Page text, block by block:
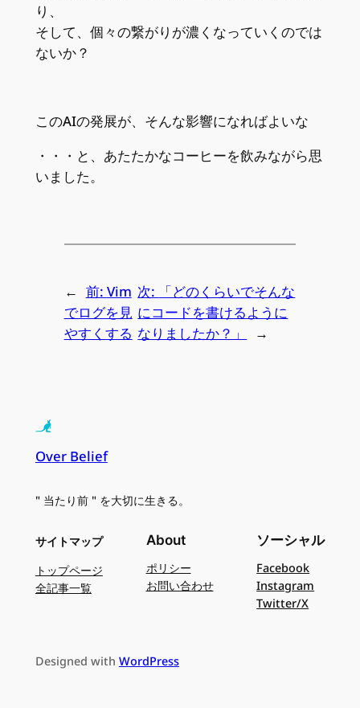
り、
そして、個々の繋がりが濃くなっていくのでは
ないか？
このAIの発展が、そんな影響になればよいな
・・・と、あたたかなコーヒーを飲みながら思
いました。
← 前: Vim
でログを見
やすくする
次:
「どのくらいでそんな
にコードを書けるように
なりましたか？」
→
Over Belief
" 当たり前 " を大切に生きる。
サイトマップ
トップページ
全記事一覧
About
ポリシー
お問い合わせ
ソーシャル
Facebook
Instagram
Twitter/X
Designed with WordPress